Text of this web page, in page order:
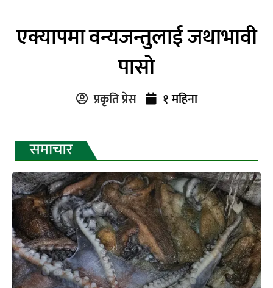
एक्यापमा वन्यजन्तुलाई जथाभावी
पासो
प्रकृति प्रेस १ महिना